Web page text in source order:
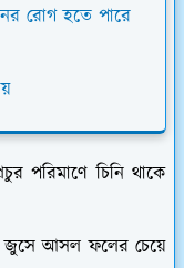
রোগ হতে পারে
পরিমাণে চিনি থাকে
জুসে আসল ফলের চেয়ে